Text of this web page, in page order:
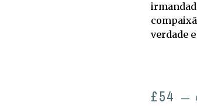
verdade
£54